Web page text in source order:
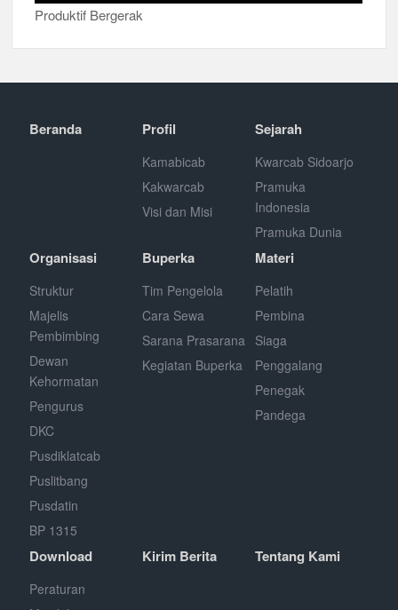
Produktif Bergerak
Beranda Profil
Kamabicab
Kakwarcab
Visi dan Misi
Sejarah
Kwarcab Sidoarjo
Pramuka
Indonesia
Pramuka Dunia
Organisasi
Struktur
Majelis
Pembimbing
Dewan
Kehormatan
Pengurus
DKC
Pusdiklatcab
Puslitbang
Pusdatin
BP 1315
Buperka
Tim Pengelola
Cara Sewa
Sarana Prasarana
Kegiatan Buperka
Materi
Pelatih
Pembina
Siaga
Penggalang
Penegak
Pandega
Download
Peraturan
Kirim Berita Tentang Kami